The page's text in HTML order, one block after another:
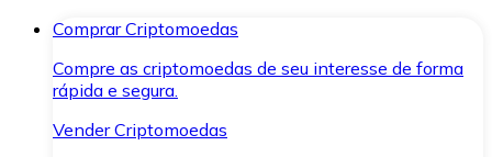
Comprar Criptomoedas
Compre as criptomoedas de seu interesse de forma
rápida e segura.
Vender Criptomoedas